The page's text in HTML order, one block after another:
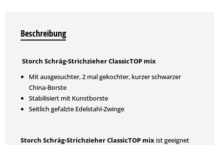
Beschreibung
Storch Schräg-Strichzieher ClassicTOP mix
Mit ausgesuchter, 2 mal gekochter, kurzer schwarzer
China-Borste
Stabilisiert mit Kunstborste
Seitlich gefalzte Edelstahl-Zwinge
Storch Schräg-Strichzieher ClassicTOP mix ist geeignet